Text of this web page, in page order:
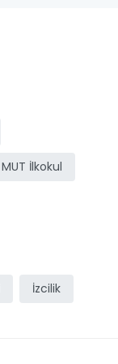
MUT İlkokul
İzcilik